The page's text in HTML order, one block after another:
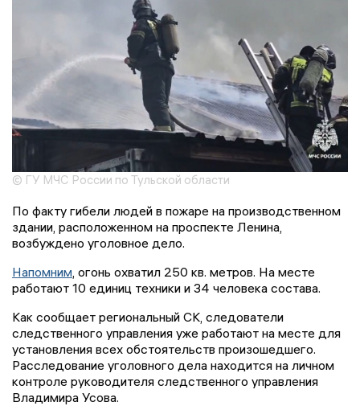
© ГУ МЧС России по Тульской области
По факту гибели людей в пожаре на производственном
здании, расположенном на проспекте Ленина,
возбуждено уголовное дело.
Напомним , огонь охватил 250 кв. метров. На месте
работают 10 единиц техники и 34 человека состава.
Как сообщает региональный СК, следователи
следственного управления уже работают на месте для
установления всех обстоятельств произошедшего.
Расследование уголовного дела находится на личном
контроле руководителя следственного управления
Владимира Усова.